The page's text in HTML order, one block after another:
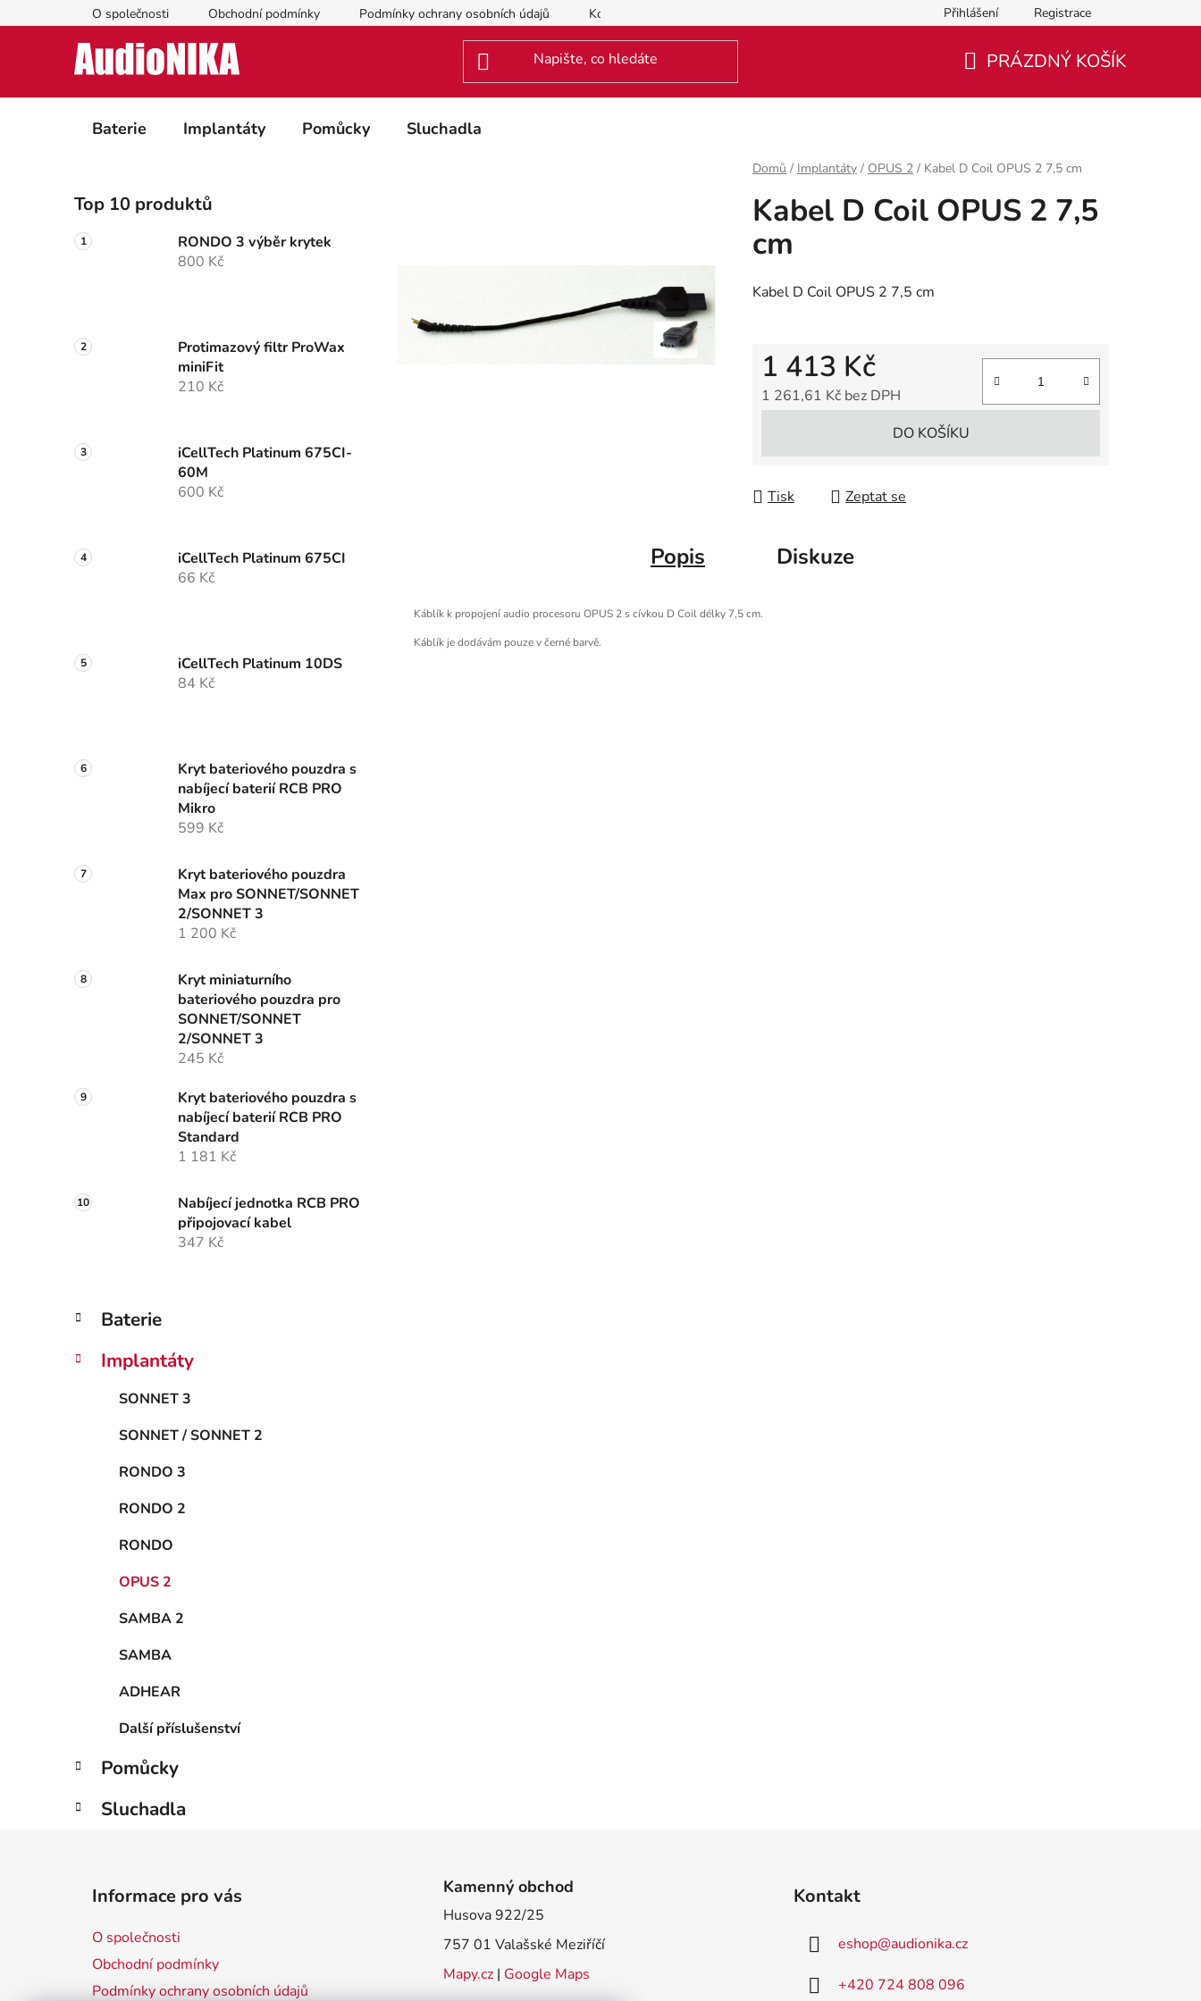
na
O společnosti Obchodní podmínky Podmínky ochrany osobních údajů Kontakty Přihlášení Registrace
PRÁZDNÝ KOŠÍK
Baterie Implantáty Pomůcky Sluchadla
Domů / Implantáty / OPUS 2 / Kabel D Coil OPUS 2 7,5 cm
o
s
t
n
n
e
Top 10 produktů
RONDO 3 výběr krytek
800 Kč
Protimazový filtr ProWax
miniFit
210 Kč
iCellTech Platinum 675CI-
60M
600 Kč
iCellTech Platinum 675CI
66 Kč
iCellTech Platinum 10DS
84 Kč
Kryt bateriového pouzdra s
nabíjecí baterií RCB PRO
Mikro
599 Kč
Kryt bateriového pouzdra
Max pro SONNET/SONNET
2/SONNET 3
1 200 Kč
Kryt miniaturního
bateriového pouzdra pro
SONNET/SONNET
2/SONNET 3
245 Kč
Kryt bateriového pouzdra s
nabíjecí baterií RCB PRO
Standard
1 181 Kč
Nabíjecí jednotka RCB PRO
připojovací kabel
347 Kč
Přeskočit
kategorie
K
a
e
Baterie
Implantáty
SONNET 3
SONNET / SONNET 2
RONDO 3
RONDO 2
RONDO
OPUS 2
SAMBA 2
SAMBA
ADHEAR
Další příslušenství
Pomůcky
Sluchadla
Kabel D Coil OPUS 2 7,5
cm
Kabel D Coil OPUS 2 7,5 cm
1 413 Kč
1 261,61 Kč bez DPH
DO KOŠÍKU
Tisk Zeptat se
Popis Diskuze
Káblík k propojení audio procesoru OPUS 2 s cívkou D Coil délky 7,5 cm.
Káblík je dodávám pouze v černé barvě.
Informace pro vás
O společnosti
Obchodní podmínky
Podmínky ochrany osobních údajů
Kamenný obchod
Husova 922/25
757 01 Valašské Meziříčí
Mapy.cz| Google Maps
Kontakt
eshop@audionika.cz
+420 724 808 096